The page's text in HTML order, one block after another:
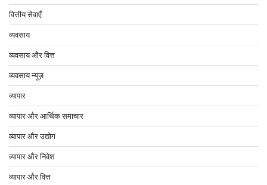
वित्तीय सेवाएँ
व्यवसाय
व्यवसाय और वित्त
व्यवसाय न्यूज़
व्यापार
व्यापार और आर्थिक समाचार
व्यापार और उद्योग
व्यापार और निवेश
व्यापार और वित्त